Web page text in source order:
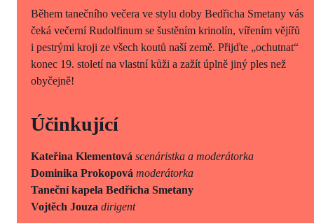
Během tanečního večera ve stylu doby Bedřicha Smetany vás
čeká večerní Rudolfinum se šustěním krinolín, vířením vějířů
i pestrými kroji ze všech koutů naší země. Přijďte „ochutnat“
konec 19. století na vlastní kůži a zažít úplně jiný ples než
obyčejně!
Účinkující
Kateřina Klementová scenáristka a moderátorka
Dominika Prokopová moderátorka
Taneční kapela Bedřicha Smetany
Vojtěch Jouza dirigent